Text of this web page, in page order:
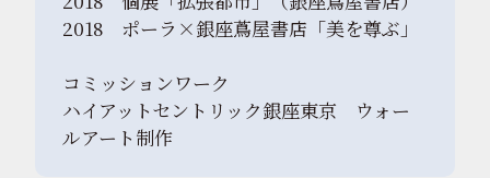
2018 ポーラ×銀座蔦屋書店「美を尊ぶ」
コミッションワーク
ハイアットセントリック銀座東京 ウォー
ルアート制作